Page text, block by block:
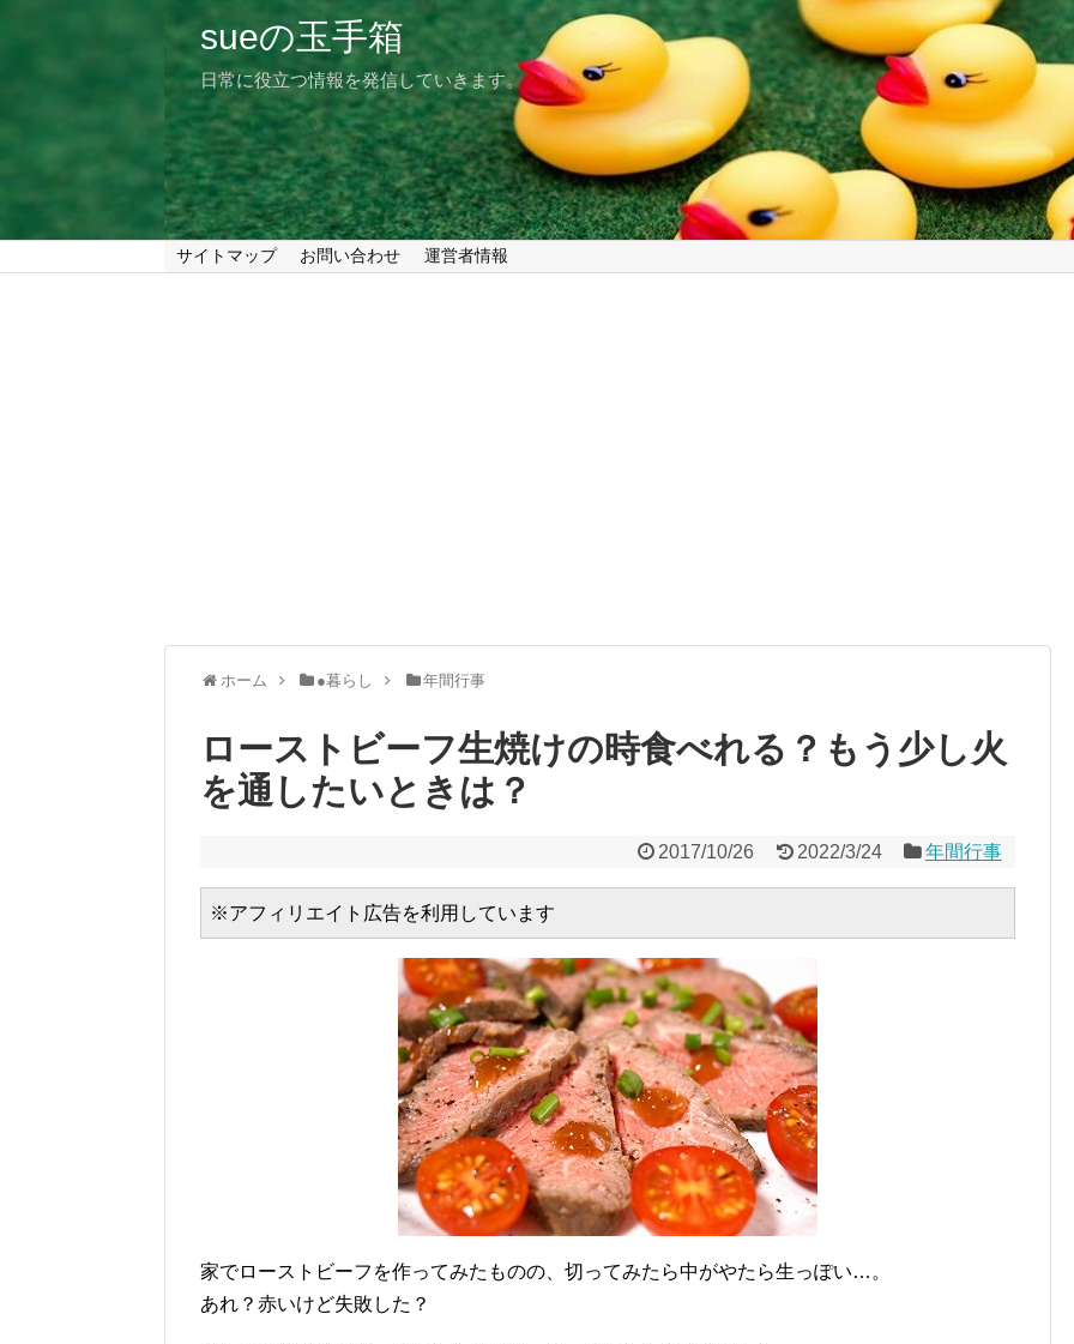
sueの玉手箱
日常に役立つ情報を発信していきます。
サイトマップ お問い合わせ 運営者情報
ホーム ●暮らし 年間行事
ローストビーフ生焼けの時食べれる？もう少し火
を通したいときは？
2017/10/26 2022/3/24 年間行事
※アフィリエイト広告を利用しています
家でローストビーフを作ってみたものの、切ってみたら中がやたら生っぽい…。
あれ？赤いけど失敗した？